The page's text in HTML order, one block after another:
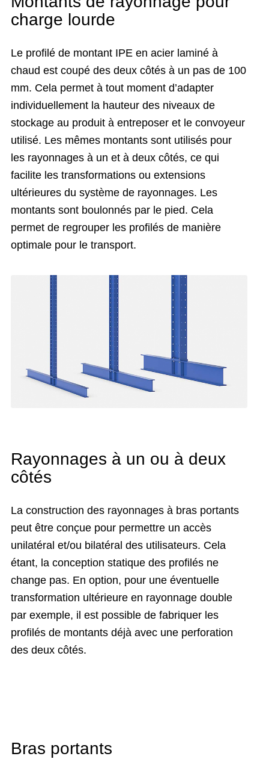
charge lourde
Le profilé de montant IPE en acier laminé à
chaud est coupé des deux côtés à un pas de 100
mm. Cela permet à tout moment d’adapter
individuellement la hauteur des niveaux de
stockage au produit à entreposer et le convoyeur
utilisé. Les mêmes montants sont utilisés pour
les rayonnages à un et à deux côtés, ce qui
facilite les transformations ou extensions
ultérieures du système de rayonnages. Les
montants sont boulonnés par le pied. Cela
permet de regrouper les profilés de manière
optimale pour le transport.
Rayonnages à un ou à deux
côtés
La construction des rayonnages à bras portants
peut être conçue pour permettre un accès
unilatéral et/ou bilatéral des utilisateurs. Cela
étant, la conception statique des profilés ne
change pas. En option, pour une éventuelle
transformation ultérieure en rayonnage double
par exemple, il est possible de fabriquer les
profilés de montants déjà avec une perforation
des deux côtés.
Bras portants